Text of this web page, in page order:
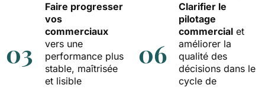
03
Faire progresser
vos
commerciaux
vers une
performance plus
stable, maîtrisée
et lisible
06
Clarifier le
pilotage
commercial et
améliorer la
qualité des
décisions dans le
cycle de